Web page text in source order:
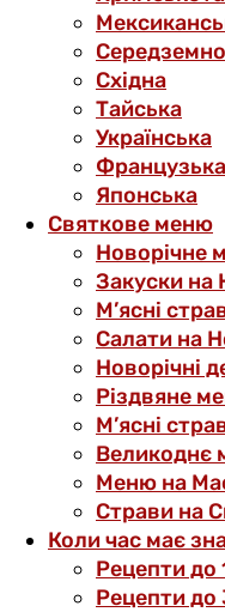
Східна
Тайська
Українська
Французька
Японська
Святкове меню
Новорічне
Закуски на
М’ясні
Салати на
Новорічні
Різдвяне
М’ясні
Великоднє
Меню на
Страви на
Коли час має
Рецепти до
Рецепти до